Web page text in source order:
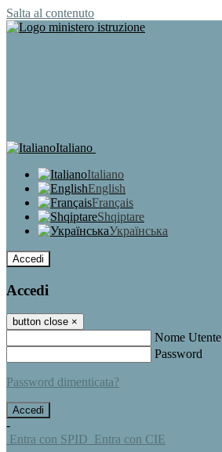
Salta al contenuto
Italiano
Italiano
English
Français
Shqiptare
Українська
Accedi
Accedi
button close ×
Nome Utente
Password
Password dimenticata?
-
Entra con SPID Entra con CIE